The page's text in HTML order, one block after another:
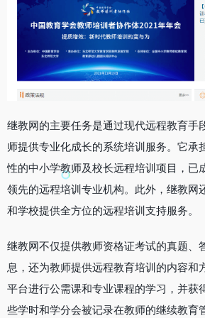
继教网的主要任务是通过现代远程教育手
师提供专业化成长的系统培训服务。它承
性的中小学教师及校长远程培训项目，已
领先的远程培训专业机构。此外，继教网
和学校提供全方位的远程培训支持服务。
继教网不仅提供教师资格证考试的真题、
息，还为教师提供远程教育培训的内容和
平台进行公需课和专业课程的学习，并获
些学时和学分会被记录在教师的继续教育